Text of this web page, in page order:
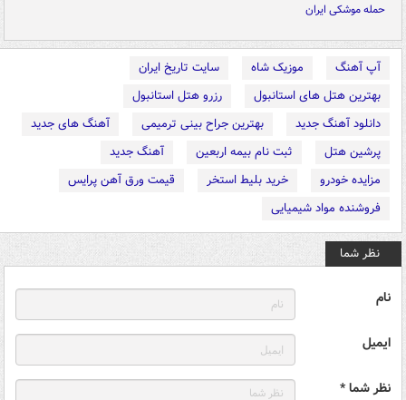
حمله موشکی ایران
آپ آهنگ موزیک شاه
سایت تاریخ ایران
بهترین هتل های استانبول
رزرو هتل استانبول
دانلود آهنگ جدید
بهترین جراح بینی ترمیمی
آهنگ های جدید
پرشین هتل
ثبت نام بیمه اربعین
آهنگ جدید
مزایده خودرو
خرید بلیط استخر
قیمت ورق آهن پرایس
فروشنده مواد شیمیایی
نظر شما
نام
ایمیل
نظر شما *